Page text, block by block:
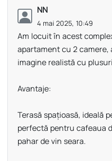
NN
4 mai 2025, 10:49
Am locuit în acest
apartament cu 2 camere,
imagine realistă cu
Avantaje:
Terasă spațioasă, ideală
perfectă pentru cafeaua
pahar de vin seara.